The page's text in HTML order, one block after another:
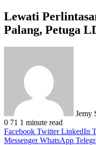
Lewati
Palang, Petuga
Jemy
0 71 1 minute read
Facebook Twitter LinkedIn
Messenger WhatsApp